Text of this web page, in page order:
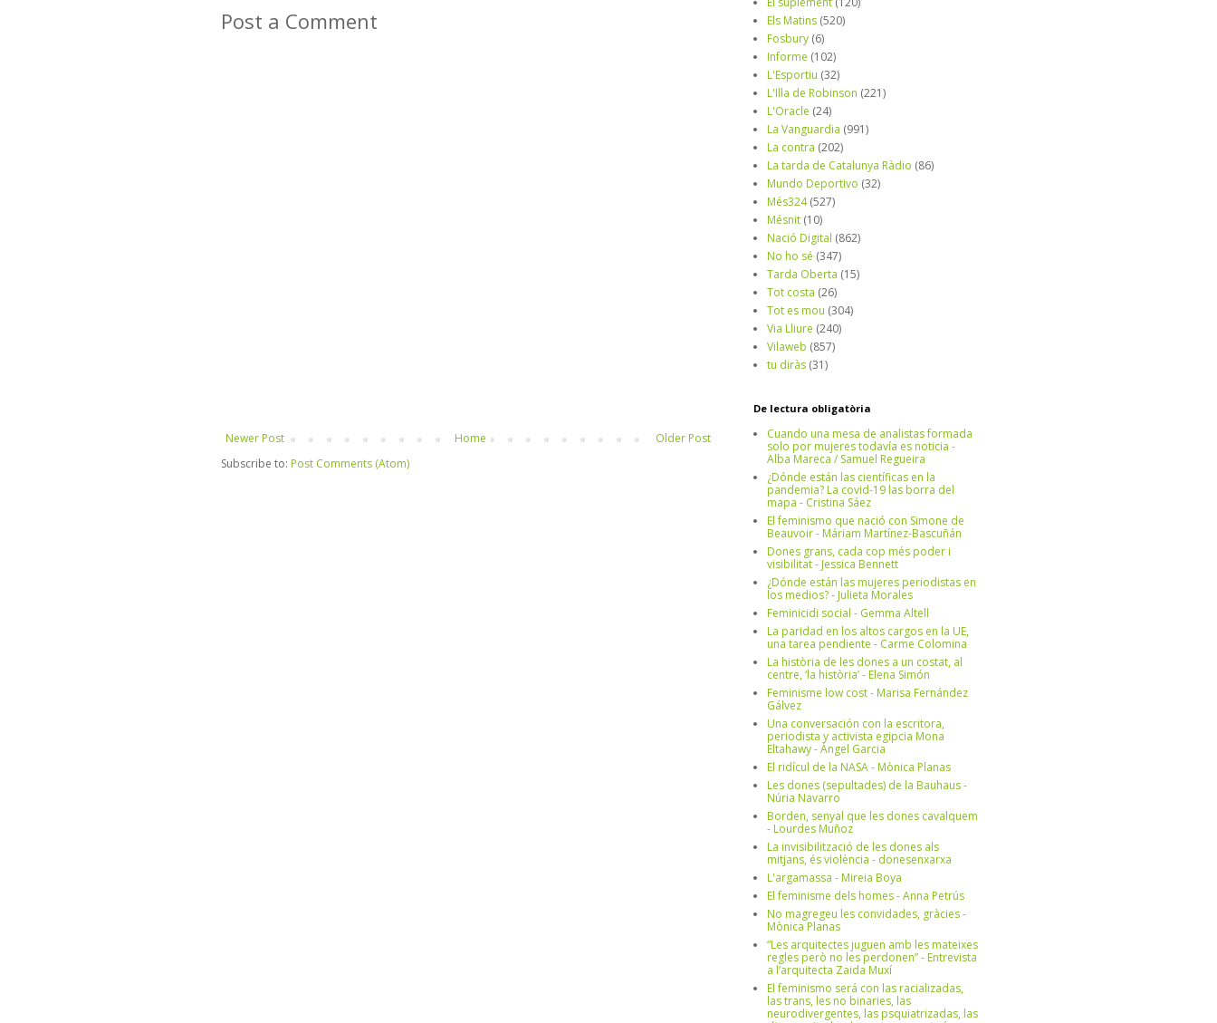
Post a Comment
Newer Post Older Post
Home
Subscribe to: Post Comments (Atom)
Els Matins (520)
Fosbury (6)
Informe (102)
L'Esportiu (32)
L'Illa de Robinson (221)
L'Oracle (24)
La Vanguardia (991)
La contra (202)
La tarda de Catalunya Ràdio (86)
Mundo Deportivo (32)
Més324 (527)
Mésnit (10)
Nació Digital (862)
No ho sé (347)
Tarda Oberta (15)
Tot costa (26)
Tot es mou (304)
Via Lliure (240)
Vilaweb (857)
tu diràs (31)
De lectura obligatòria
Cuando una mesa de analistas formada
solo por mujeres todavía es noticia -
Alba Mareca / Samuel Regueira
¿Dónde están las científicas en la
pandemia? La covid-19 las borra del
mapa - Cristina Sáez
El feminismo que nació con Simone de
Beauvoir - Máriam Martínez-Bascuñán
Dones grans, cada cop més poder i
visibilitat - Jessica Bennett
¿Dónde están las mujeres periodistas en
los medios? - Julieta Morales
Feminicidi social - Gemma Altell
La paridad en los altos cargos en la UE,
una tarea pendiente - Carme Colomina
La història de les dones a un costat, al
centre, ‘la història’ - Elena Simón
Feminisme low cost - Marisa Fernández
Gálvez
Una conversación con la escritora,
periodista y activista egipcia Mona
Eltahawy - Àngel Garcia
El ridícul de la NASA - Mònica Planas
Les dones (sepultades) de la Bauhaus -
Núria Navarro
Borden, senyal que les dones cavalquem
- Lourdes Muñoz
La invisibilització de les dones als
mitjans, és violència - donesenxarxa
L'argamassa - Mireia Boya
El feminisme dels homes - Anna Petrús
No magregeu les convidades, gràcies -
Mònica Planas
“Les arquitectes juguen amb les mateixes
regles però no les perdonen” - Entrevista
a l’arquitecta Zaida Muxí
El feminismo será con las racializadas,
las trans, les no binaries, las
neurodivergentes, las psquiatrizadas, las